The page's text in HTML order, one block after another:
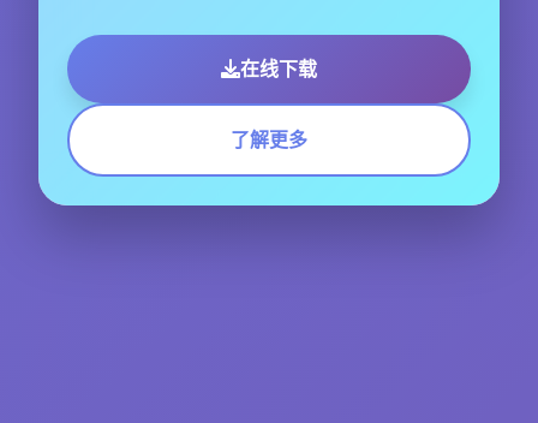
在线下载
了解更多